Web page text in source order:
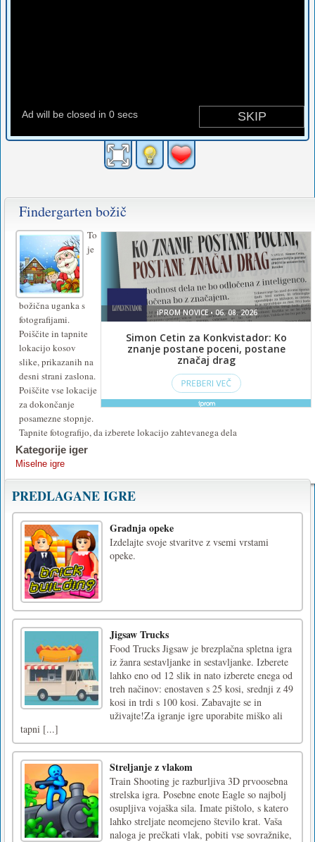
Findergarten božič
To
je
božična uganka s
fotografijami.
Poiščite in tapnite
lokacijo kosov
slike, prikazanih na
desni strani zaslona.
Poiščite vse lokacije
za dokončanje
posamezne stopnje.
Tapnite fotografijo, da izberete lokacijo zahtevanega dela
Kategorije iger
Miselne igre
PREDLAGANE IGRE
Gradnja opeke
Izdelajte svoje stvaritve z vsemi vrstami
opeke.
Jigsaw Trucks
Food Trucks Jigsaw je brezplačna spletna igra
iz žanra sestavljanke in sestavljanke. Izberete
lahko eno od 12 slik in nato izberete enega od
treh načinov: enostaven s 25 kosi, srednji z 49
kosi in trdi s 100 kosi. Zabavajte se in
uživajte!Za igranje igre uporabite miško ali
tapni [...]
Streljanje z vlakom
Train Shooting je razburljiva 3D prvoosebna
strelska igra. Posebne enote Eagle so najbolj
osupljiva vojaška sila. Imate pištolo, s katero
lahko streljate neomejeno število krat. Vaša
naloga je prečkati vlak, pobiti vse sovražnike,